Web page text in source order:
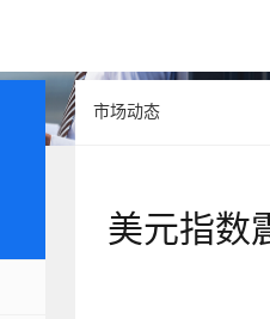
市场动态
美元指数